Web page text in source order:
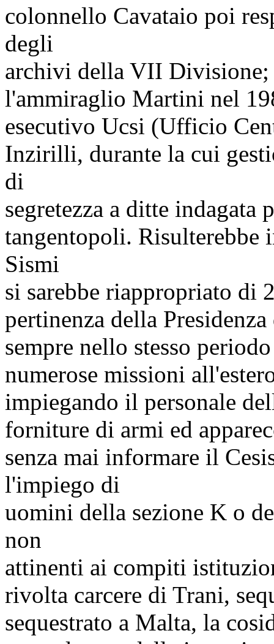
colonnello Cavataio poi
degli
archivi della VII Divisione;
l'ammiraglio Martini nel
esecutivo Ucsi (Ufficio
Inzirilli, durante la cui
di
segretezza a ditte
tangentopoli. Risulterebbe
Sismi
si sarebbe riappropriato di
pertinenza della
sempre nello stesso
numerose missioni
impiegando il personale
forniture di armi ed
senza mai informare il
l'impiego di
uomini della sezione K o
non
attinenti ai compiti
rivolta carcere di Trani,
sequestrato a Malta, la